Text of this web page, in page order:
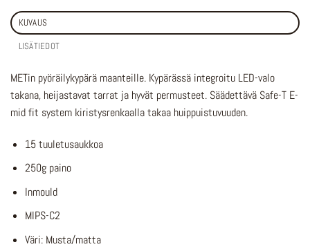
KUVAUS
LISÄTIEDOT
METin pyöräilykypärä maanteille. Kypärässä integroitu LED-valo
takana, heijastavat tarrat ja hyvät permusteet. Säädettävä Safe-T E-
mid fit system kiristysrenkaalla takaa huippuistuvuuden.
15 tuuletusaukkoa
250g paino
Inmould
MIPS-C2
Väri: Musta/matta